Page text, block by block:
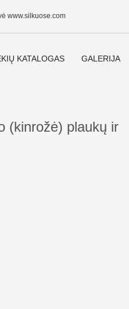
www.silkuose.com
KATALOGAS GALERIJA
(kinrožė) plaukų ir